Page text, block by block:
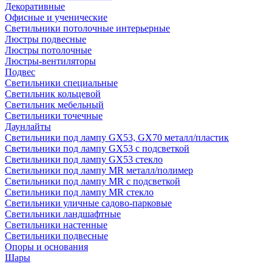
Декоративные
Офисные и ученические
Светильники потолочные интерьерные
Люстры подвесные
Люстры потолочные
Люстры-вентиляторы
Подвес
Светильники специальные
Светильник кольцевой
Светильник мебельный
Светильники точечные
Даунлайты
Светильники под лампу GX53, GX70 металл/пластик
Светильники под лампу GX53 с подсветкой
Светильники под лампу GX53 стекло
Светильники под лампу MR металл/полимер
Светильники под лампу MR с подсветкой
Светильники под лампу MR стекло
Светильники уличные садово-парковые
Светильники ландшафтные
Светильники настенные
Светильники подвесные
Опоры и основания
Шары